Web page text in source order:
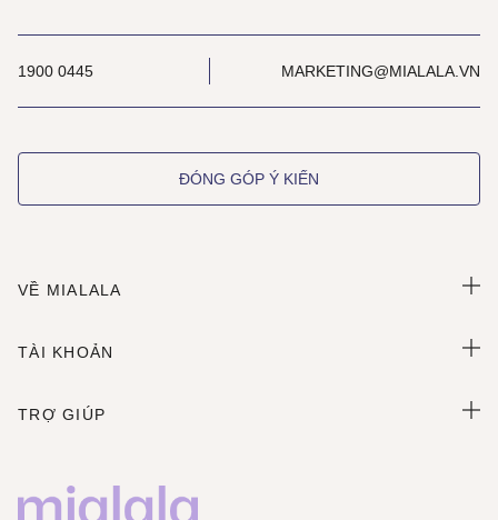
1900 0445 MARKETING@MIALALA.VN
ĐÓNG GÓP Ý KIẾN
VỀ MIALALA
TÀI KHOẢN
TRỢ GIÚP